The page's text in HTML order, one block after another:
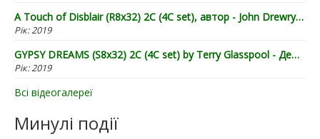
A Touch of Disblair (R8x32) 2C (4C set), автор - John Drewry (2002), демонстрація від "Лугнасаду"
Рік:2019
GYPSY DREAMS (S8x32) 2C (4C set) by Terry Glasspool - Демонстрація від "Лугнасаду"
Рік:2019
Всі відеогалереї
Минулі події